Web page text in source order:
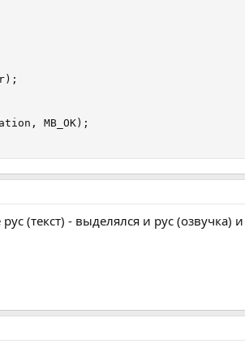
MB_OK);
(текст) - выделялся и рус (озвучка)